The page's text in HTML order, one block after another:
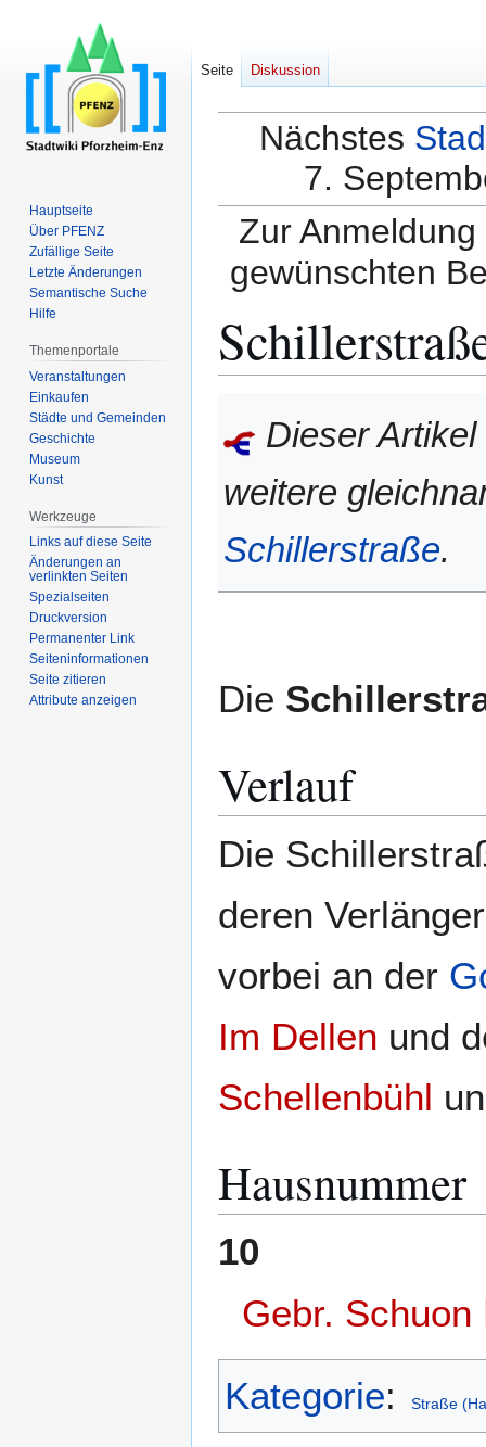
Nächstes
7.
Zur
gewünschten
Navigation
springen
Suche
springenDieser
weitere
Schillerstraße.
Die
Verlauf
Die
deren
vorbei an der
Im Dellen und
Schellenbühl
Hausnummer
10
Gebr.
Kategorie: Straße
Seite Diskussion
Hauptseite
Über PFENZ
Zufällige Seite
Letzte Änderungen
Semantische Suche
Hilfe
Themenportale
Veranstaltungen
Einkaufen
Städte und Gemeinden
Geschichte
Museum
Kunst
Werkzeuge
Links auf diese Seite
Änderungen an
verlinkten Seiten
Spezialseiten
Druckversion
Permanenter Link
Seiten­­informationen
Seite zitieren
Attribute anzeigen